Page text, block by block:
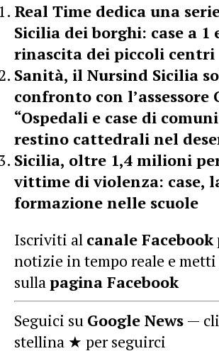
Real Time dedica una
Sicilia dei borghi: case a 1
rinascita dei piccoli centri
Sanità, il Nursind Sicilia
confronto con l’assessore
“Ospedali e case di
restino cattedrali nel
Sicilia, oltre 1,4 milioni
vittime di violenza: case,
formazione nelle scuole
Iscriviti al canale Facebook
notizie in tempo reale e metti
sullapagina Facebook
Seguici su Google News —
stellina ★ per seguirci